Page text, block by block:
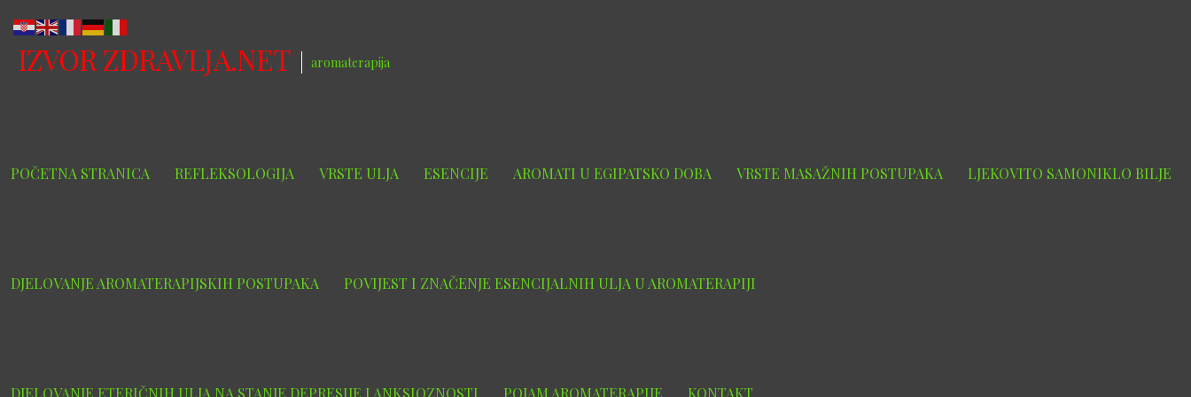
content
IZVOR ZDRAVLJA.NET aromaterapija
POČETNA STRANICA REFLEKSOLOGIJA VRSTE ULJA ESENCIJE AROMATI U EGIPATSKO DOBA VRSTE MASAŽNIH POSTUPAKA LJEKOVITO SAMONIKLO BILJE
DJELOVANJE AROMATERAPIJSKIH POSTUPAKA POVIJEST I ZNAČENJE ESENCIJALNIH ULJA U AROMATERAPIJI
DJELOVANJE ETERIČNIH ULJA NA STANJE DEPRESIJE I ANKSIOZNOSTI POJAM AROMATERAPIJE KONTAKT